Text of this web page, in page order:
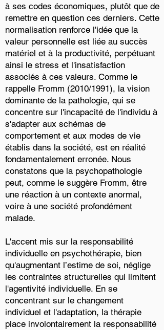
à ses codes économiques, plutôt que de
remettre en question ces derniers. Cette
normalisation renforce l'idée que la
valeur personnelle est liée au succès
matériel et à la productivité, perpétuant
ainsi le stress et l'insatisfaction
associés à ces valeurs. Comme le
rappelle Fromm (2010/1991), la vision
dominante de la pathologie, qui se
concentre sur l'incapacité de l'individu à
s'adapter aux schémas de
comportement et aux modes de vie
établis dans la société, est en réalité
fondamentalement erronée. Nous
constatons que la psychopathologie
peut, comme le suggère Fromm, être
une réaction à un contexte anormal,
voire à une société profondément
malade.
L'accent mis sur la responsabilité
individuelle en psychothérapie, bien
qu'augmentant l’estime de soi, néglige
les contraintes structurelles qui limitent
l'agentivité individuelle. En se
concentrant sur le changement
individuel et l'adaptation, la thérapie
place involontairement la responsabilité